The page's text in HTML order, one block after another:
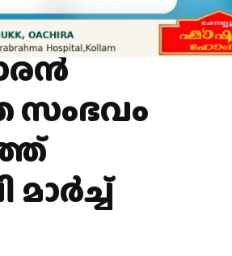
;ശാസ്താംകോട്ട പഞ്ചായത്ത് ഓഫീസിലേക്ക്
സംഭവം